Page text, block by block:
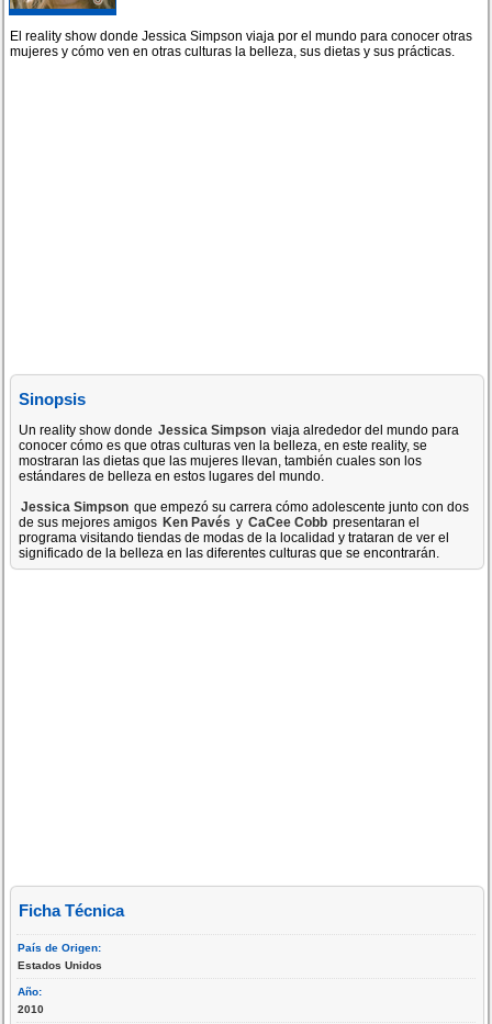
El reality show donde Jessica Simpson viaja por el mundo para conocer otras
mujeres y cómo ven en otras culturas la belleza, sus dietas y sus prácticas.
Sinopsis
Un reality show donde Jessica Simpson viaja alrededor del mundo para
conocer cómo es que otras culturas ven la belleza, en este reality, se
mostraran las dietas que las mujeres llevan, también cuales son los
estándares de belleza en estos lugares del mundo.
Jessica Simpson que empezó su carrera cómo adolescente junto con dos
de sus mejores amigos Ken Pavés y CaCee Cobb presentaran el
programa visitando tiendas de modas de la localidad y trataran de ver el
significado de la belleza en las diferentes culturas que se encontrarán.
Ficha Técnica
País de Origen:
Estados Unidos
Año:
2010